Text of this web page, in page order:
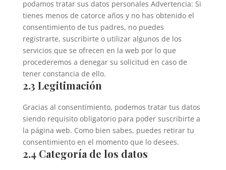
podamos tratar sus datos personales Advertencia: Si
tienes menos de catorce años y no has obtenido el
consentimiento de tus padres, no puedes
registrarte, suscribirte o utilizar algunos de los
servicios que se ofrecen en la web por lo que
procederemos a denegar su solicitud en caso de
tener constancia de ello.
2.3 Legitimación
Gracias al consentimiento, podemos tratar tus datos
siendo requisito obligatorio para poder suscribirte a
la página web. Como bien sabes, puedes retirar tu
consentimiento en el momento que lo desees.
2.4 Categoría de los datos